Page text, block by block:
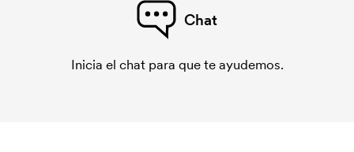
Chat
Inicia el chat para que te ayudemos.